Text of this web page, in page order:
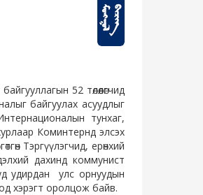
52 төлөөлөгчид
байгуулах асуудлыг
тунхаг,
Коминтернд элсэх
Тэргүүлэгчид, ерөнхий
дахинд коммунист
удирдан улс орнуудын
хэрэгт оролцож байв.